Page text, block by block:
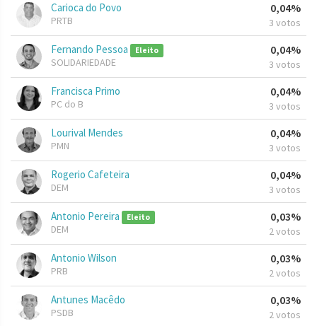
Carioca do Povo
PRTB
0,04%
3 votos
Fernando Pessoa Eleito
SOLIDARIEDADE
0,04%
3 votos
Francisca Primo
PC do B
0,04%
3 votos
Lourival Mendes
PMN
0,04%
3 votos
Rogerio Cafeteira
DEM
0,04%
3 votos
Antonio Pereira Eleito
DEM
0,03%
2 votos
Antonio Wilson
PRB
0,03%
2 votos
Antunes Macêdo
PSDB
0,03%
2 votos